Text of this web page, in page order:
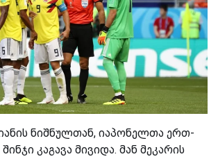
ნიშნულთან, იაპონელთა ერთ-
კაგავა მივიდა. მან მეკარის